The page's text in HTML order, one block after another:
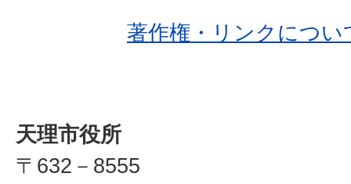
著作権・リンクについ
天理市役所
〒632－8555